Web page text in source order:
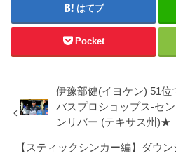
はてブ
Pocket
伊豫部健(イヨケン) 51位
バスプロショップス-セ
ンリバー (テキサス州)★
【スティックシンカー編】ダウ